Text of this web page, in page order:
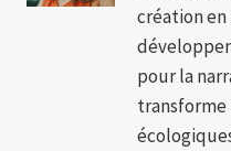
création en
pour la
transforme